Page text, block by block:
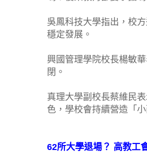
吳鳳科技大學指出，校
穩定發展。
興國管理學院校長楊敏
閉。
真理大學副校長蔡維民
色，學校會持續營造「
62所大學退場？ 高教工